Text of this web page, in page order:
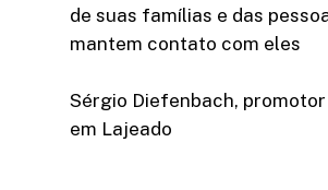
de suas famílias e das
mantem contato com eles
Sérgio Diefenbach,
em Lajeado